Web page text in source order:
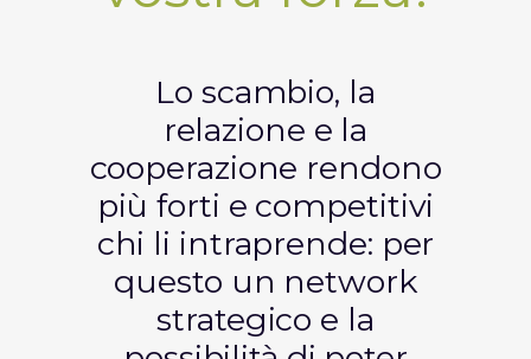
Lo scambio, la
relazione e la
cooperazione rendono
più forti e competitivi
chi li intraprende: per
questo un network
strategico e la